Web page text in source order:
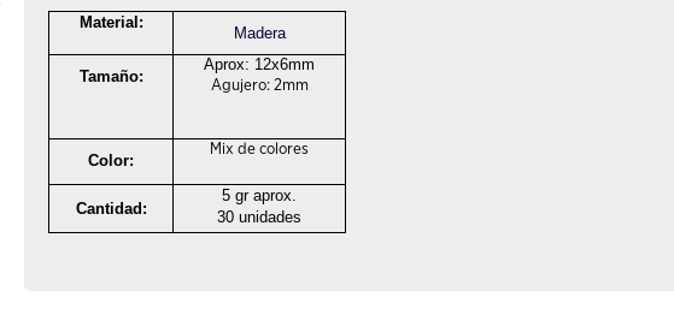
Material:
Madera
Tamaño:
Aprox: 12x6mm
Agujero: 2mm
Color:
Mix de colores
Cantidad :
5 gr aprox.
30 unidades